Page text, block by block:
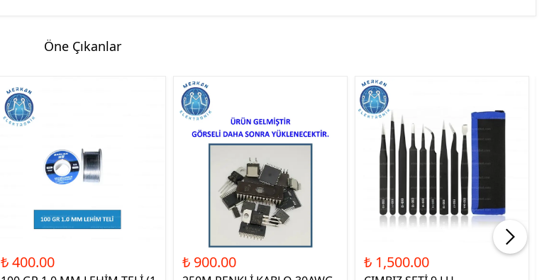
Öne Çıkanlar
₺ 400.00 ₺ 900.00 ₺ 1,500.00